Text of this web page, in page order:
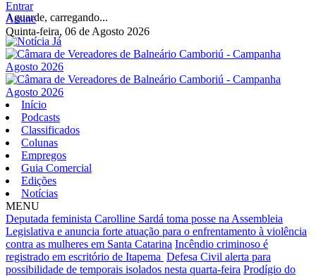
Aguarde, carregando...
Entrar
Assine
Quinta-feira, 06 de Agosto 2026
Início
Podcasts
Classificados
Colunas
Empregos
Guia Comercial
Edições
Notícias
MENU
Deputada feminista Carolline Sardá toma posse na Assembleia
Legislativa e anuncia forte atuação para o enfrentamento à violência
contra as mulheres em Santa Catarina Incêndio criminoso é
registrado em escritório de Itapema Defesa Civil alerta para
possibilidade de temporais isolados nesta quarta-feira Prodígio do